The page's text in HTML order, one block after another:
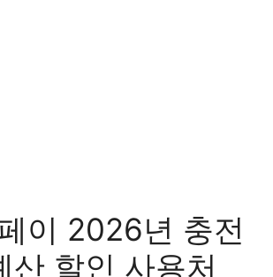
이 2026년 충전
산 할인 사용처